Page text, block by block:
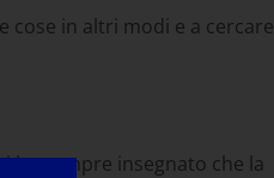
cose in altri modi e a cercare
ha sempre insegnato che la